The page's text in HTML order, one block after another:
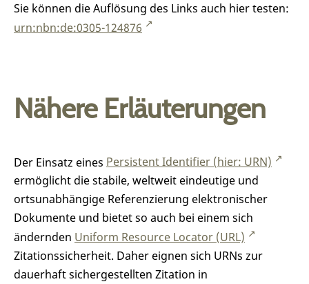
Sie können die Auflösung des Links auch hier testen:
urn:nbn:de:0305-124876
Nähere Erläuterungen
Der Einsatz eines Persistent Identifier (hier: URN)
ermöglicht die stabile, weltweit eindeutige und
ortsunabhängige Referenzierung elektronischer
Dokumente und bietet so auch bei einem sich
ändernden Uniform Resource Locator (URL)
Zitationssicherheit. Daher eignen sich URNs zur
dauerhaft sichergestellten Zitation in